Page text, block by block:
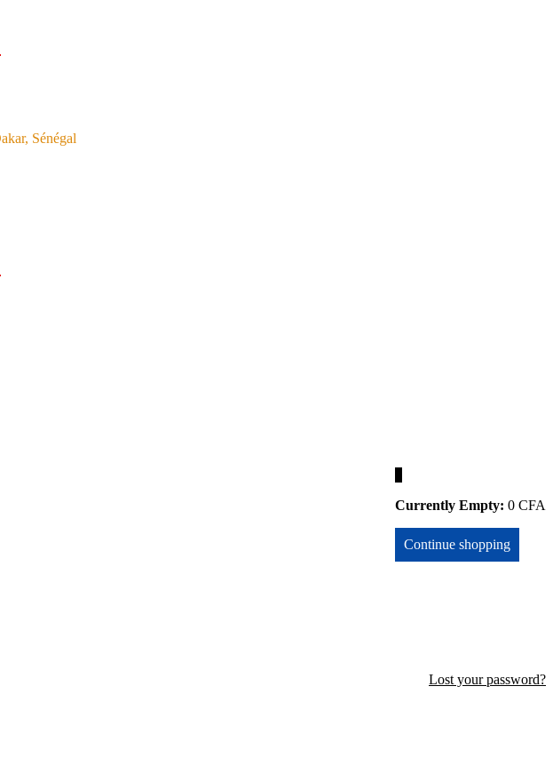
Sénégal
Currently Empty: 0 CFA
Continue shopping
Lost your password?